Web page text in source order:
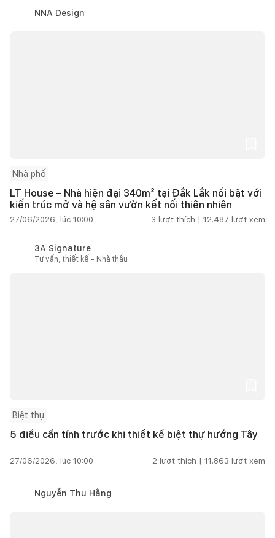
NNA Design
Nhà phố
LT House – Nhà hiện đại 340m² tại Đắk Lắk nổi bật với
kiến trúc mở và hệ sân vườn kết nối thiên nhiên
27/06/2026, lúc 10:00 3 lượt thích | 12.487 lượt xem
3A Signature
Tư vấn, thiết kế - Nhà thầu
Biệt thự
5 điều cần tính trước khi thiết kế biệt thự hướng Tây
27/06/2026, lúc 10:00 2 lượt thích | 11.863 lượt xem
Nguyễn Thu Hằng